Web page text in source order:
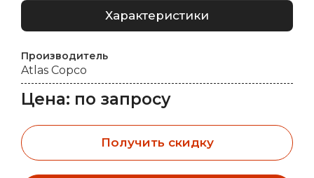
Характеристики
Производитель
Atlas Copco
Цена: по запросу
Получить скидку